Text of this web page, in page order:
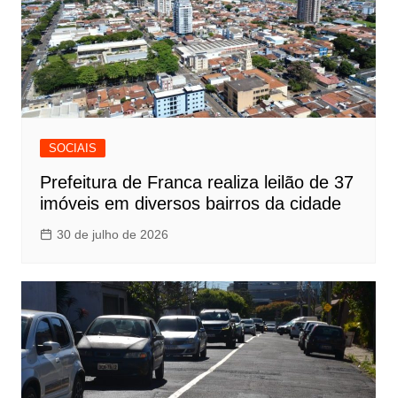
SOCIAIS
Prefeitura de Franca realiza leilão de 37
imóveis em diversos bairros da cidade
30 de julho de 2026